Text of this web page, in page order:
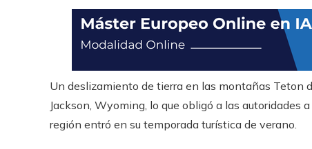
Un deslizamiento de tierra en las montañas Teton
Jackson, Wyoming, lo que obligó a las autoridades
región entró en su temporada turística de verano.